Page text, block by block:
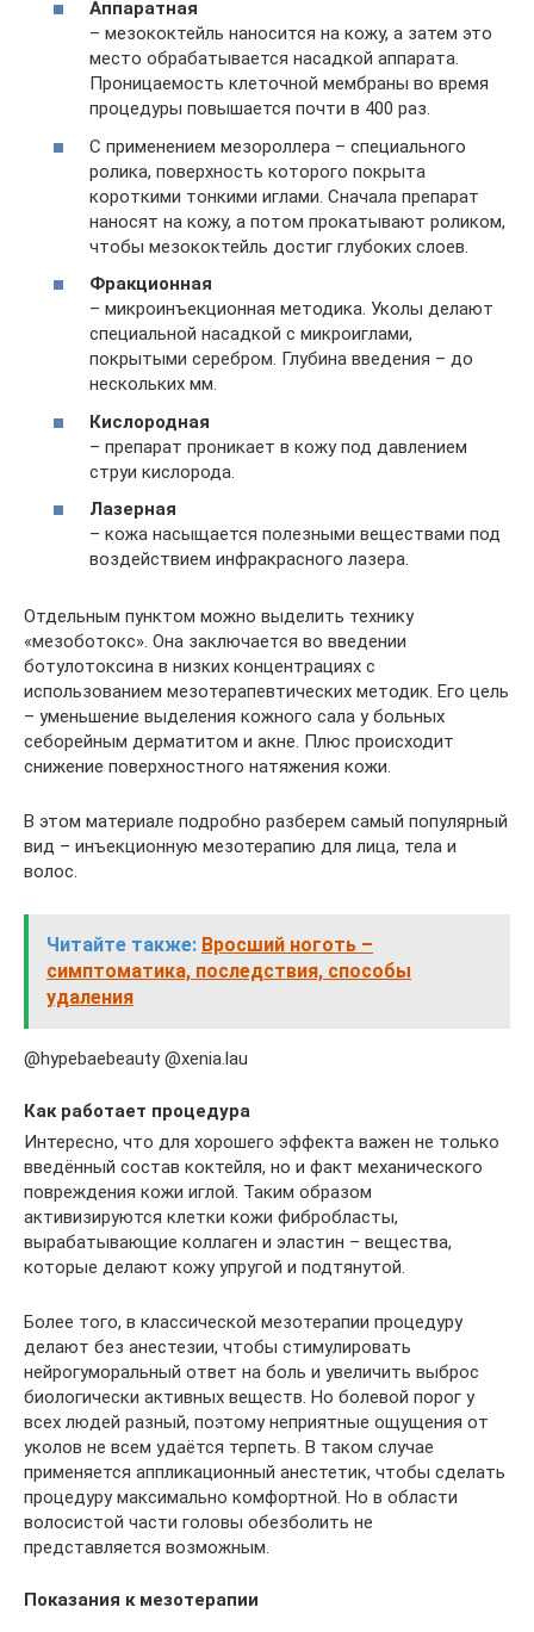
Аппаратная
– мезококтейль наносится на кожу, а затем это
место обрабатывается насадкой аппарата.
Проницаемость клеточной мембраны во время
процедуры повышается почти в 400 раз.
С применением мезороллера – специального
ролика, поверхность которого покрыта
короткими тонкими иглами. Сначала препарат
наносят на кожу, а потом прокатывают роликом,
чтобы мезококтейль достиг глубоких слоев.
Фракционная
– микроинъекционная методика. Уколы делают
специальной насадкой с микроиглами,
покрытыми серебром. Глубина введения – до
нескольких мм.
Кислородная
– препарат проникает в кожу под давлением
струи кислорода.
Лазерная
– кожа насыщается полезными веществами под
воздействием инфракрасного лазера.
Отдельным пунктом можно выделить технику
«мезоботокс». Она заключается во введении
ботулотоксина в низких концентрациях с
использованием мезотерапевтических методик. Его цель
– уменьшение выделения кожного сала у больных
себорейным дерматитом и акне. Плюс происходит
снижение поверхностного натяжения кожи.
В этом материале подробно разберем самый популярный
вид – инъекционную мезотерапию для лица, тела и
волос.
Читайте также: Вросший ноготь –
симптоматика, последствия, способы
удаления
@hypebaebeauty @xenia.lau
Как работает процедура
Интересно, что для хорошего эффекта важен не только
введённый состав коктейля, но и факт механического
повреждения кожи иглой. Таким образом
активизируются клетки кожи фибробласты,
вырабатывающие коллаген и эластин – вещества,
которые делают кожу упругой и подтянутой.
Более того, в классической мезотерапии процедуру
делают без анестезии, чтобы стимулировать
нейрогуморальный ответ на боль и увеличить выброс
биологически активных веществ. Но болевой порог у
всех людей разный, поэтому неприятные ощущения от
уколов не всем удаётся терпеть. В таком случае
применяется аппликационный анестетик, чтобы сделать
процедуру максимально комфортной. Но в области
волосистой части головы обезболить не
представляется возможным.
Показания к мезотерапии